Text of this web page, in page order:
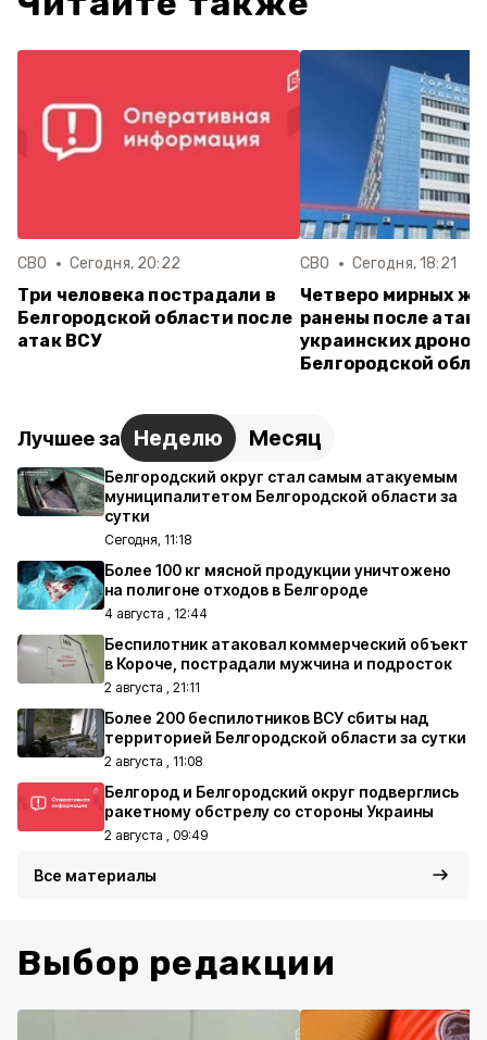
СВО Сегодня, 20:22
Три человека пострадали в
Белгородской области после
атак ВСУ
СВО Сегодня, 18:21
Четверо мирных
ранены после атак
украинских дронов
Белгородской
Лучшее за Неделю Месяц
Белгородский округ стал самым атакуемым
муниципалитетом Белгородской области за
сутки
Сегодня, 11:18
Более 100 кг мясной продукции уничтожено
на полигоне отходов в Белгороде
4 августа , 12:44
Беспилотник атаковал коммерческий объект
в Короче, пострадали мужчина и подросток
2 августа , 21:11
Более 200 беспилотников ВСУ сбиты над
территорией Белгородской области за сутки
2 августа , 11:08
Белгород и Белгородский округ подверглись
ракетному обстрелу со стороны Украины
2 августа , 09:49
Все материалы
Выбор редакции